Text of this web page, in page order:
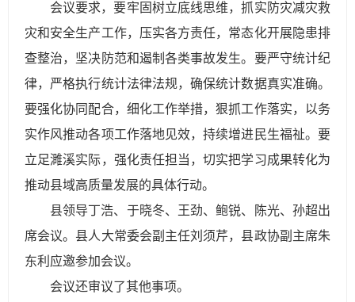
会议要求，要牢固树立底线思维，抓实防灾减灾救
灾和安全生产工作，压实各方责任，常态化开展隐患排
查整治，坚决防范和遏制各类事故发生。要严守统计纪
律，严格执行统计法律法规，确保统计数据真实准确。
要强化协同配合，细化工作举措，狠抓工作落实，以务
实作风推动各项工作落地见效，持续增进民生福祉。要
立足濉溪实际，强化责任担当，切实把学习成果转化为
推动县域高质量发展的具体行动。
县领导丁浩、于晓冬、王劲、鲍锐、陈光、孙超出
席会议。县人大常委会副主任刘须芹，县政协副主席朱
东利应邀参加会议。
会议还审议了其他事项。